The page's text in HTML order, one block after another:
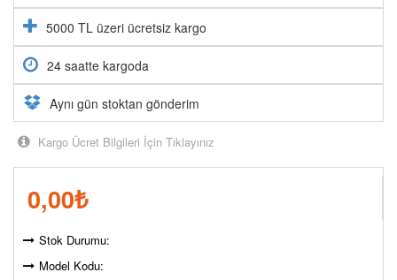
5000 TL üzeri ücretsiz kargo
24 saatte kargoda
Aynı gün stoktan gönderim
Kargo Ücret Bilgileri İçin Tıklayınız
0,00₺
Stok Durumu:
Model Kodu: